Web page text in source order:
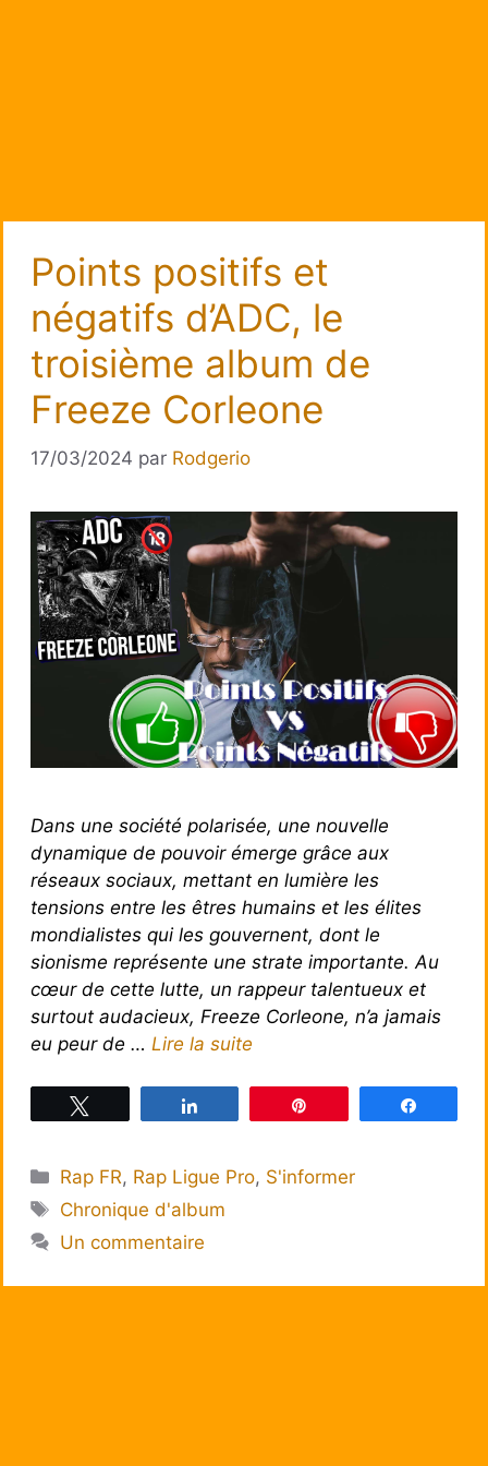
Points positifs et
négatifs d’ADC, le
troisième album de
Freeze Corleone
17/03/2024 par Rodgerio
Dans une société polarisée, une nouvelle
dynamique de pouvoir émerge grâce aux
réseaux sociaux, mettant en lumière les
tensions entre les êtres humains et les élites
mondialistes qui les gouvernent, dont le
sionisme représente une strate importante. Au
cœur de cette lutte, un rappeur talentueux et
surtout audacieux, Freeze Corleone, n’a jamais
eu peur de … Lire la suite
Catégories
Rap FR, Rap Ligue Pro, S'informer
Étiquettes
Chronique d'album
Un commentaire